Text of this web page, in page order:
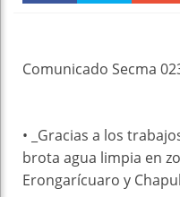
Comunicado Secma
• _Gracias a los
brota agua limpia en
Erongarícuaro y